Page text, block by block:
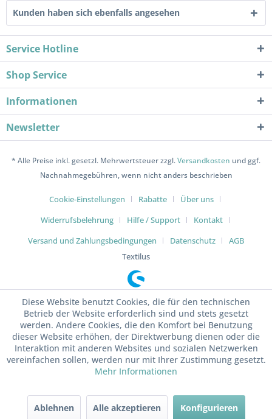
Kunden haben sich ebenfalls angesehen
Service Hotline
Shop Service
Informationen
Newsletter
* Alle Preise inkl. gesetzl. Mehrwertsteuer zzgl.Versandkosten und ggf.
Nachnahmegebühren, wenn nicht anders beschrieben
Cookie-Einstellungen Rabatte
Über uns
Widerrufsbelehrung
Hilfe / Support
Kontakt
Versand und Zahlungsbedingungen
Datenschutz
AGB
Textilus
Diese Website benutzt Cookies, die für den technischen
Betrieb der Website erforderlich sind und stets gesetzt
werden. Andere Cookies, die den Komfort bei Benutzung
dieser Website erhöhen, der Direktwerbung dienen oder die
Interaktion mit anderen Websites und sozialen Netzwerken
vereinfachen sollen, werden nur mit Ihrer Zustimmung gesetzt.
Mehr Informationen
Ablehnen Alle akzeptieren Konfigurieren